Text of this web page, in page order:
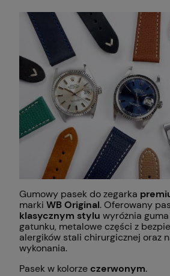
Gumowy pasek do zegarka
marki WB Original. Oferowany
klasycznym stylu wyróżnia
gatunku, metalowe części z
alergików stali chirurgicznej oraz
wykonania.
Pasek w kolorze czerwonym.